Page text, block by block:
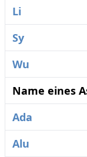
Li
Sy
Wu
Name eines
Ada
Alu